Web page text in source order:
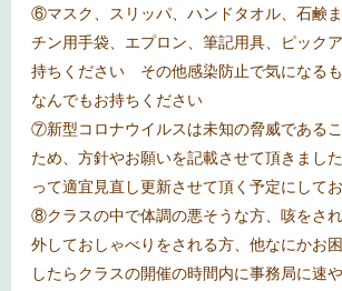
⑥マスク、スリッパ、ハンドタオル、石鹸
チン用手袋、エプロン、筆記用具、ピック
持ちください その他感染防止で気になる
なんでもお持ちください
⑦新型コロナウイルスは未知の脅威である
ため、方針やお願いを記載させて頂きまし
って適宜見直し更新させて頂く予定にしてお
⑧クラスの中で体調の悪そうな方、咳をさ
外しておしゃべりをされる方、他なにかお
したらクラスの開催の時間内に事務局に速